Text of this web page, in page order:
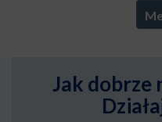
Jak dobrze